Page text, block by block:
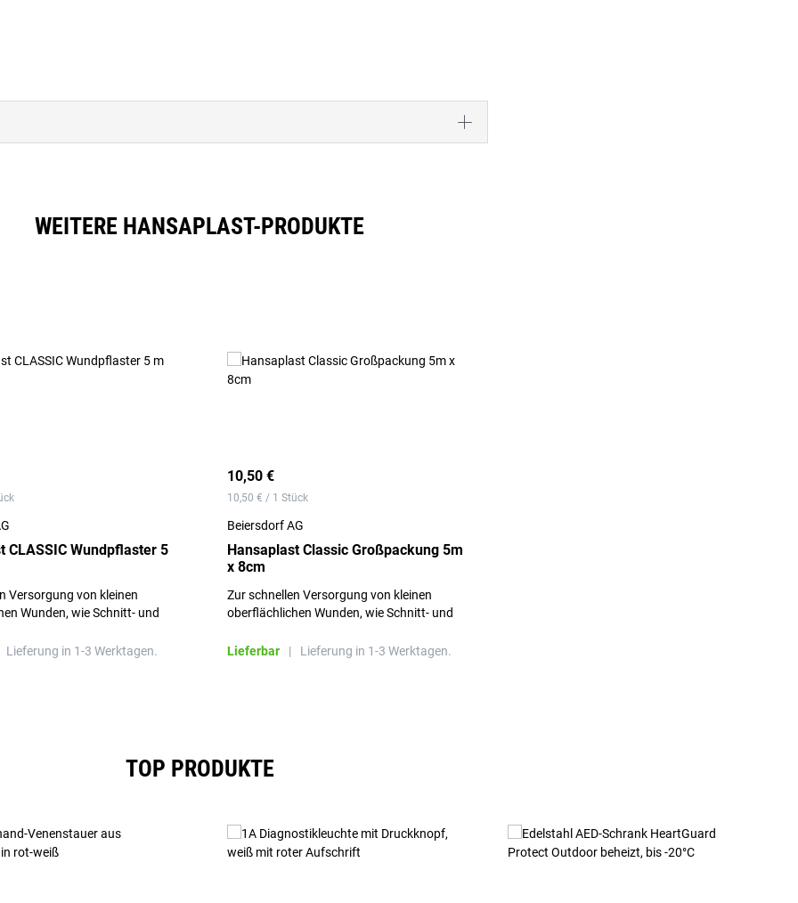
WEITERE HANSAPLAST-PRODUKTE
CLASSIC Wundpflaster 5
Versorgung von kleinen
Wunden, wie Schnitt- und
Lieferung in 1-3 Werktagen.
10,50 €
10,50 € / 1 Stück
Beiersdorf AG
Hansaplast Classic Großpackung 5m
x 8cm
Zur schnellen Versorgung von kleinen
oberflächlichen Wunden, wie Schnitt- und
Lieferbar
| Lieferung in 1-3 Werktagen.
TOP PRODUKTE